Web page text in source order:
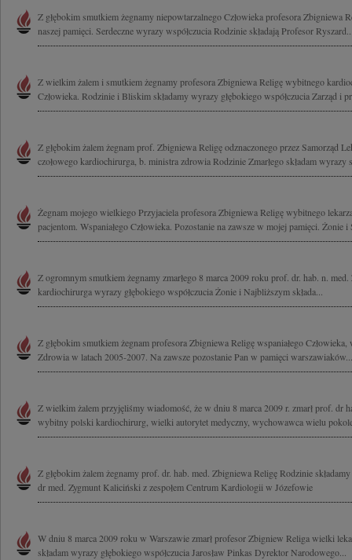
Z głębokim smutkiem żegnamy niepowtarzalnego Człowieka profesora Zbigniewa
naszej pamięci. Serdeczne wyrazy współczucia Rodzinie składają Profesor
Z wielkim żalem i smutkiem żegnamy profesora Zbigniewa Religę wybitnego
Człowieka. Rodzinie i Bliskim składamy wyrazy głębokiego współczucia Zarząd i
Z głębokim żalem żegnam prof. Zbigniewa Religę odznaczonego przez Samorząd
czołowego kardiochirurga, b. ministra zdrowia Rodzinie Zmarłego składam wyrazy
Żegnam mojego wielkiego Przyjaciela profesora Zbigniewa Religę wybitnego
pacjentom. Wspaniałego Człowieka. Pozostanie na zawsze w mojej pamięci. Żonie
Z ogromnym smutkiem żegnamy zmarłego 8 marca 2009 roku prof. dr. hab. n.
kardiochirurga wyrazy głębokiego współczucia Żonie i Najbliższym składa...
Z głębokim smutkiem żegnam profesora Zbigniewa Religę wspaniałego
Zdrowia w latach 2005-2007. Na zawsze pozostanie Pan w pamięci
Z wielkim żalem przyjęliśmy wiadomość, że w dniu 8 marca 2009 r. zmarł prof. dr
wybitny polski kardiochirurg, wielki autorytet medyczny, wychowawca wielu
Z głębokim żalem żegnamy prof. dr. hab. med. Zbigniewa Religę Rodzinie
dr med. Zygmunt Kaliciński z zespołem Centrum Kardiologii w Józefowie
W dniu 8 marca 2009 roku w Warszawie zmarł profesor Zbigniew Religa wielki
składam wyrazy głębokiego współczucia Jarosław Pinkas Dyrektor Narodowego...